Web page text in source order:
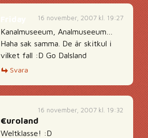
16 november, 2007 kl. 19:27
Kanalmuseeum, Analmuseeum…
Haha sak samma. De är skitkul i
vilket fall :D Go Dalsland
Svara
16 november, 2007 kl. 19:32
€uroland
Weltklasse! :D